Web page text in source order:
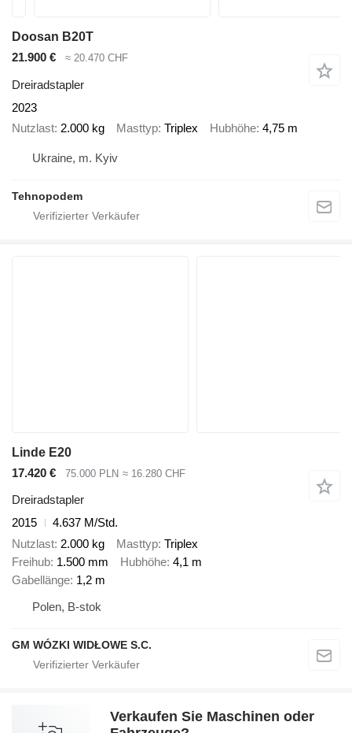
Doosan B20T
21.900 €
≈ 20.470 CHF
Dreiradstapler
2023
Nutzlast 2.000 kg Masttyp Triplex Hubhöhe 4,75 m
Ukraine, m. Kyiv
Tehnopodem
Linde E20
17.420 €
75.000 PLN ≈ 16.280 CHF
Dreiradstapler
2015
4.637 M/Std.
Nutzlast 2.000 kg Masttyp Triplex
Freihub 1.500 mm Hubhöhe 4,1 m
Gabellänge 1,2 m
Polen, B-stok
GM WÓZKI WIDŁOWE S.C.
Verkaufen Sie Maschinen oder